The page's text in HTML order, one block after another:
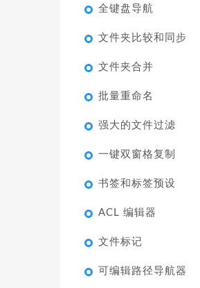
全键盘导航
文件夹比较和同步
文件夹合并
批量重命名
强大的文件过滤
一键双窗格复制
书签和标签预设
ACL 编辑器
文件标记
可编辑路径导航器